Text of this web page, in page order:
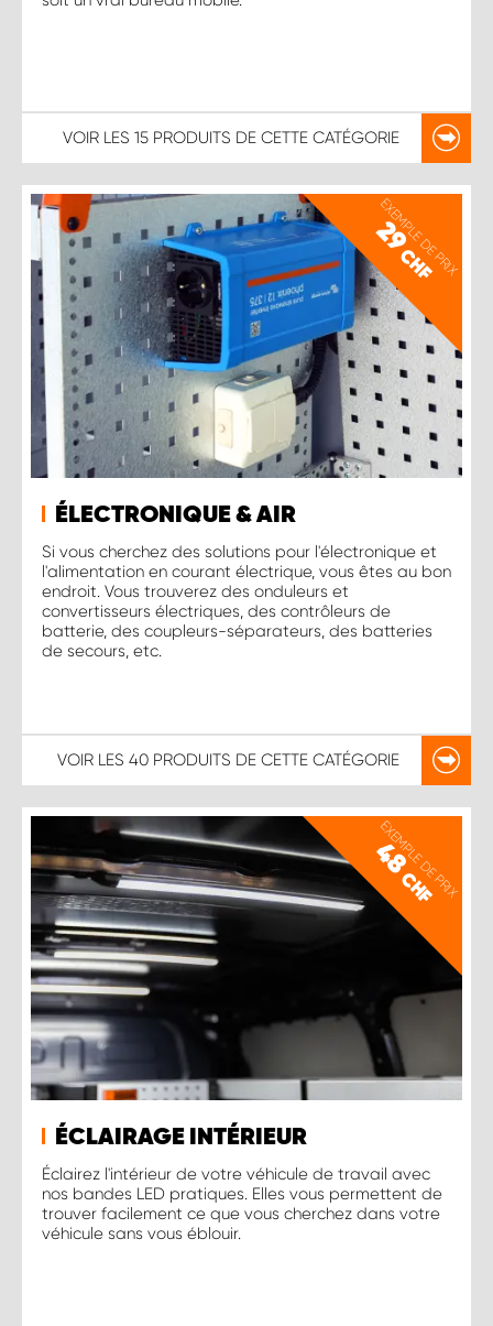
VOIR LES 15 PRODUITS DE CETTE CATÉGORIE
EXEMPLE DE PRIX
29
CHF
ÉLECTRONIQUE & AIR
Si vous cherchez des solutions pour l'électronique et
l'alimentation en courant électrique, vous êtes au bon
endroit. Vous trouverez des onduleurs et
convertisseurs électriques, des contrôleurs de
batterie, des coupleurs-séparateurs, des batteries
de secours, etc.
VOIR LES 40 PRODUITS DE CETTE CATÉGORIE
EXEMPLE DE PRIX
48
CHF
ÉCLAIRAGE INTÉRIEUR
Éclairez l'intérieur de votre véhicule de travail avec
nos bandes LED pratiques. Elles vous permettent de
trouver facilement ce que vous cherchez dans votre
véhicule sans vous éblouir.